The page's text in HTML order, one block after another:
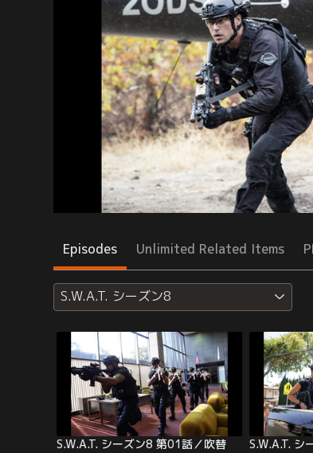
Episodes Unlimited Related Items
S.W.A.T. シーズン8
S.W.A.T. シーズン8 第01話／吹替 S.W.A.T. シ